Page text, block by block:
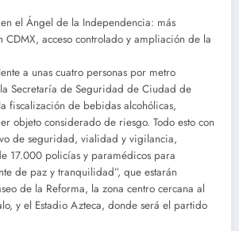
el Ángel de la Independencia: más
CDMX, acceso controlado y ampliación de la
a unas cuatro personas por metro
Secretaría de Seguridad de Ciudad de
fiscalización de bebidas alcohólicas,
objeto considerado de riesgo. Todo esto con
de seguridad, vialidad y vigilancia,
17.000 policías y paramédicos para
de paz y tranquilidad”, que estarán
de la Reforma, la zona centro cercana al
y el Estadio Azteca, donde será el partido